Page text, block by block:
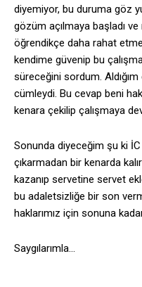
diyemiyor, bu duruma göz
gözüm açılmaya başladı
öğrendikçe daha rahat
kendime güvenip bu
süreceğini sordum.
cümleydi. Bu cevap beni
kenara çekilip çalışmaya
Sonunda diyeceğim şu ki
çıkarmadan bir kenarda
kazanıp servetine servet
bu adaletsizliğe bir son
haklarımız için sonuna
Saygılarımla…